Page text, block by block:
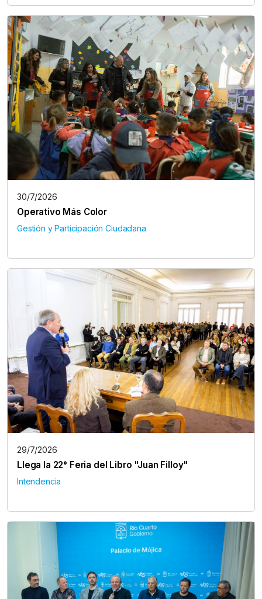
30/7/2026
Operativo Más Color
Gestión y Participación Ciudadana
29/7/2026
Llega la 22° Feria del Libro "Juan Filloy"
Intendencia